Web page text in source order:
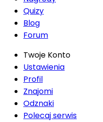
Quizy
Blog
Forum
Twoje Konto
Ustawienia
Profil
Znajomi
Odznaki
Polecaj serwis